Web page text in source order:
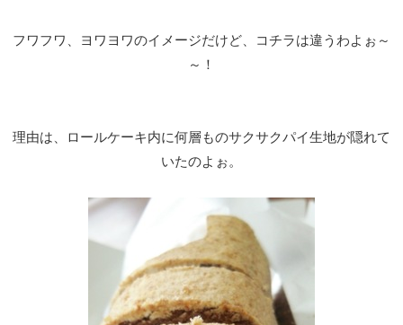
フワフワ、ヨワヨワのイメージだけど、コチラは違うわよぉ～
～！
理由は、ロールケーキ内に何層ものサクサクパイ生地が隠れて
いたのよぉ。